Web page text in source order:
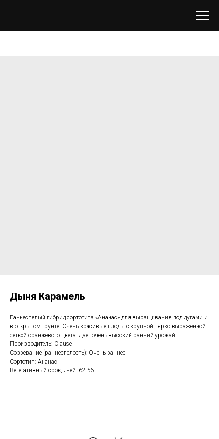
Дыня Карамель
Раннеспелый гибрид сортотипа «Ананас» для выращивания под дугами и
в открытом грунте. Очень красивые плоды с крупной , ярко выраженной
сеткой оранжевого цвета. Дает очень высокий ранний урожай.
Производитель: Clause
Созревание (раннеспелость): Очень раннее
Сортотип: Ананас
Вегетативный срок, дней: 62-66